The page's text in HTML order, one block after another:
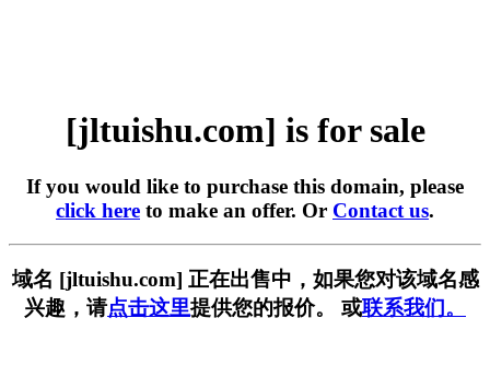
[jltuishu.com] is for sale
If you would like to purchase this domain, please
click here to make an offer. Or Contact us.
域名 [jltuishu.com] 正在出售中，如果您对该域名感
兴趣，请点击这里提供您的报价。 或联系我们。